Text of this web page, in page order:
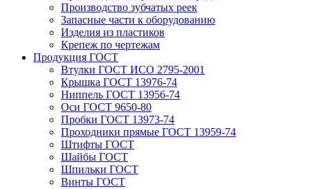
Производство зубчатых реек
Запасные части к оборудованию
Изделия из пластиков
Крепеж по чертежам
Продукция ГОСТ
Втулки ГОСТ ИСО 2795-2001
Крышка ГОСТ 13976-74
Ниппель ГОСТ 13956-74
Оси ГОСТ 9650-80
Пробки ГОСТ 13973-74
Проходники прямые ГОСТ 13959-74
Штифты ГОСТ
Шайбы ГОСТ
Шпильки ГОСТ
Винты ГОСТ